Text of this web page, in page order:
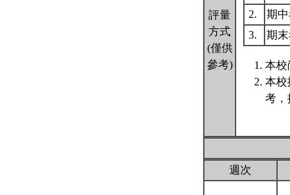
評量
方式
(僅供
參考)
2.
期
3.
期
本校
本校
考，
週次